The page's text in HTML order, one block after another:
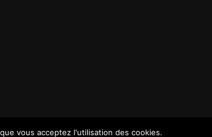
vous acceptez l'utilisation des cookies.